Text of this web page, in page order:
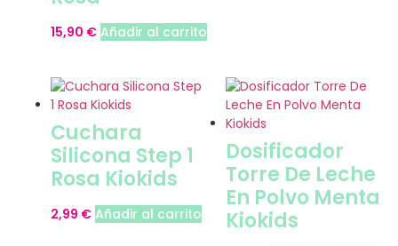
15,90 € Añadir al carrito
Cuchara
Silicona Step 1
Rosa Kiokids
2,99 € Añadir al carrito
Dosificador
Torre De Leche
En Polvo Menta
Kiokids